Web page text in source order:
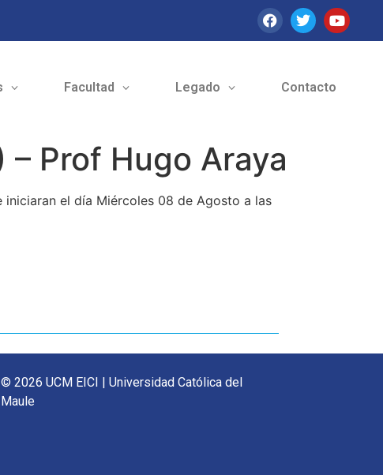
Facultad Legado Contacto
Prof Hugo Araya
iniciaran el día Miércoles 08 de Agosto a las
© 2026 UCM EICI | Universidad Católica del
Maule